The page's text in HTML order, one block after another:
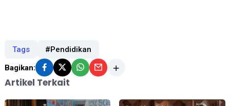
Tags #Pendidikan
Bagikan:
Artikel Terkait